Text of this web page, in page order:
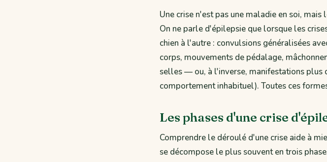
Une crise n'est pas une maladie en soi, mais
On ne parle d'épilepsie que lorsque les
chien à l'autre : convulsions généralisées
corps, mouvements de pédalage,
selles — ou, à l'inverse, manifestations
comportement inhabituel). Toutes ces
Les phases d'une crise
Comprendre le déroulé d'une crise aide à
se décompose le plus souvent en trois